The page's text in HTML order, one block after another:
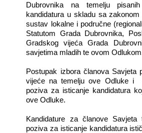
Dubrovnika na temelju
kandidatura u skladu sa
sustav lokalne i područne
Statutom Grada Dubrovnika,
Gradskog vijeća Grada
savjetima mladih te ovom
Postupak izbora članova Savjeta
vijeće na temelju ove Odluke i
poziva za isticanje kandidatura
ove Odluke.
Kandidature za članove Savjeta
poziva za isticanje kandidatura